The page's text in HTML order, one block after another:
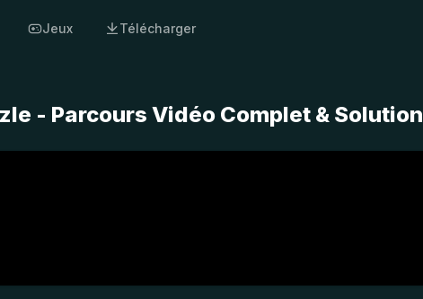
Jeux Télécharger
- Parcours Vidéo Complet & Solution